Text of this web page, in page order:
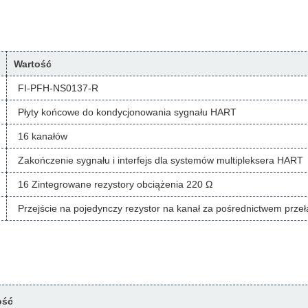
Wartość
FI-PFH-NS0137-R
Płyty końcowe do kondycjonowania sygnału HART
16 kanałów
Zakończenie sygnału i interfejs dla systemów multipleksera HART
16 Zintegrowane rezystory obciążenia 220 Ω
Przejście na pojedynczy rezystor na kanał za pośrednictwem